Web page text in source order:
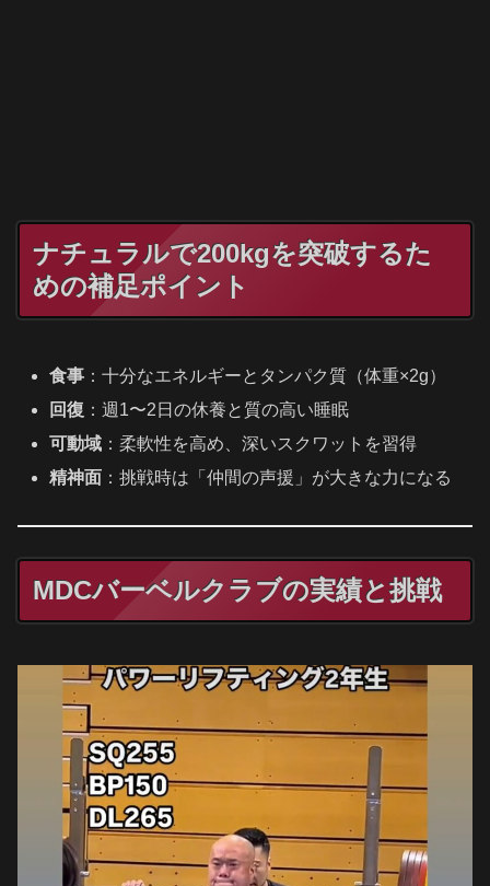
ナチュラルで200kgを突破するた
めの補足ポイント
食事 ：十分なエネルギーとタンパク質（体重×2g）
回復 ：週1〜2日の休養と質の高い睡眠
可動域 ：柔軟性を高め、深いスクワットを習得
精神面 ：挑戦時は「仲間の声援」が大きな力になる
MDCバーベルクラブの実績と挑戦